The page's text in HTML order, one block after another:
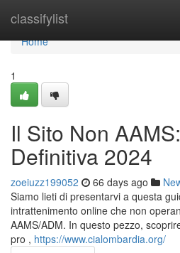
classifylist
Home
Home
1
Il Sito Non
Definitiva 2024
zoeiuzz199052 66 days ago
Siamo lieti di presentarvi a questa
intrattenimento online che non
AAMS/ADM. In questo pezzo,
pro , https://www.cialombardia.org/